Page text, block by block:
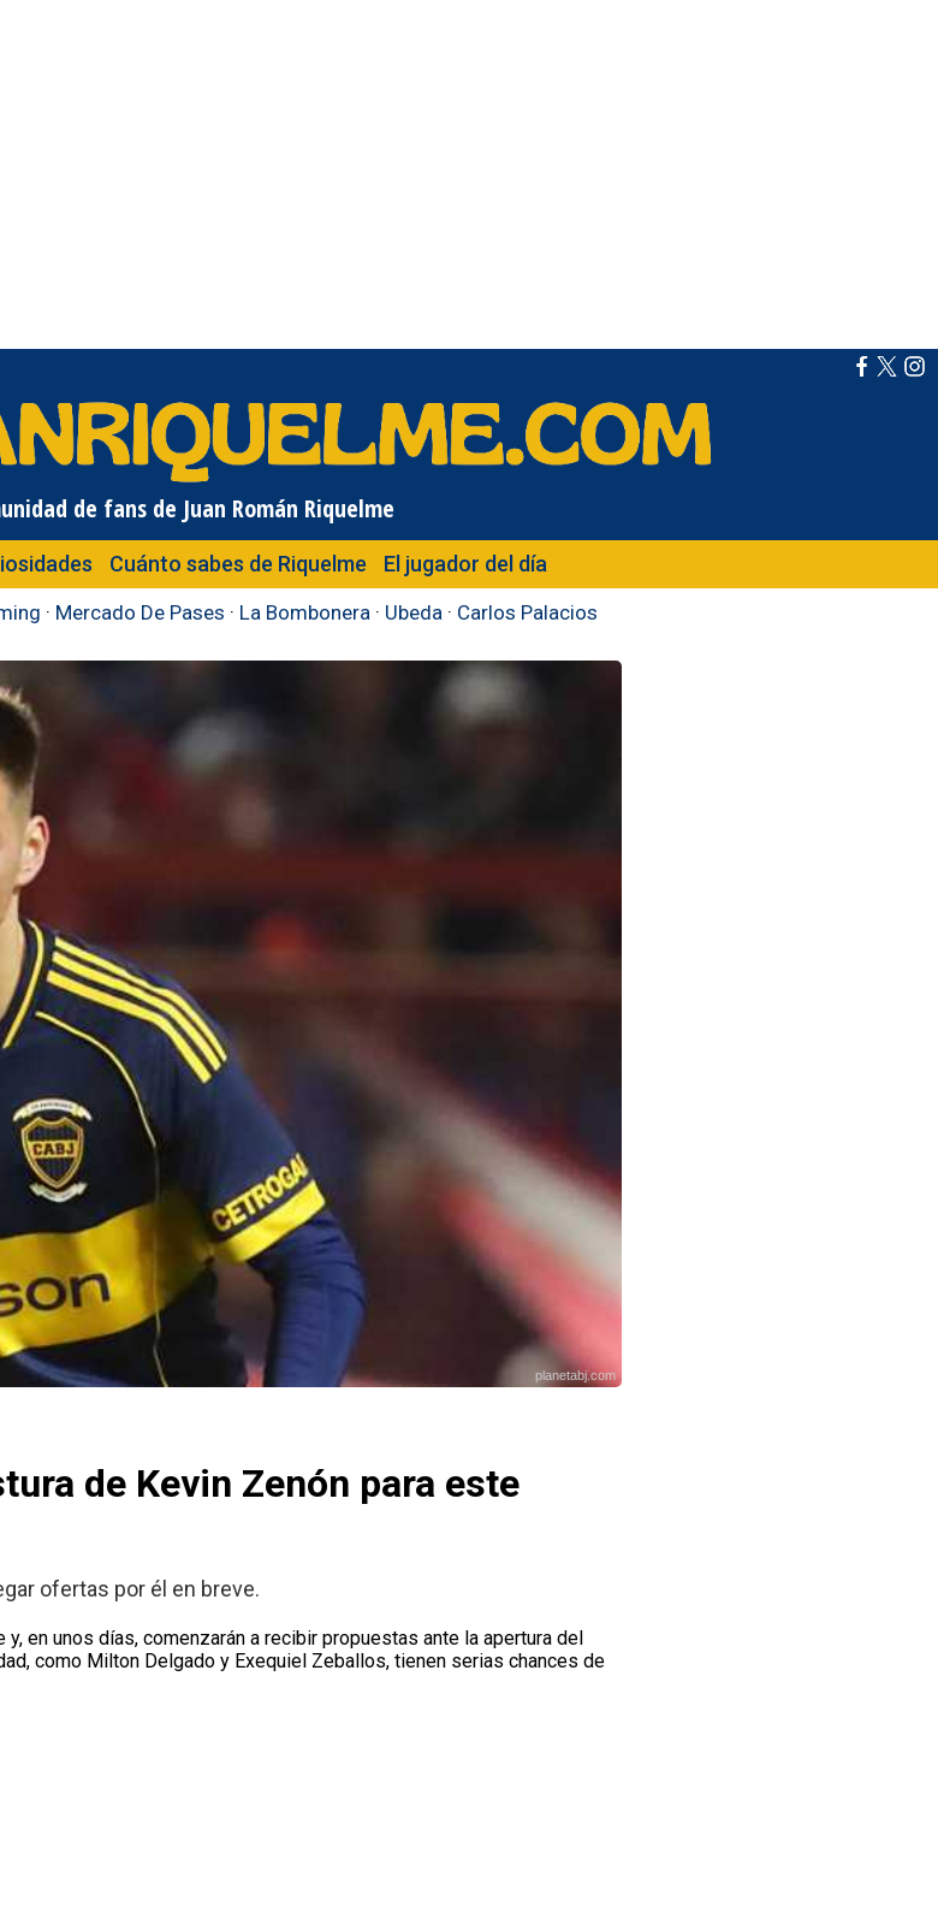
de fans de Juan Román Riquelme
Cuánto sabes de Riquelme El jugador del día
· Mercado De Pases · La Bombonera · Ubeda · Carlos Palacios
planetabj.com
de Kevin Zenón para este
ofertas por él en breve.
en unos días, comenzarán a recibir propuestas ante la apertura del
como Milton Delgado y Exequiel Zeballos, tienen serias chances de